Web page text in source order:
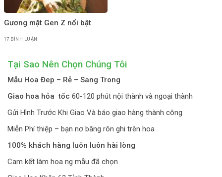
Gương mặt Gen Z nổi bật
17 BÌNH LUẬN
Tại Sao Nên Chọn Chúng Tôi
Mẫu Hoa Đep – Rẻ – Sang Trong
Giao hoa hỏa tốc 60-120 phút nội thành và ngoại thành
Gửi Hình Trước Khi Giao Và báo giao hàng thành công
Miễn Phí thiệp – bạn nơ băng rôn ghi trên hoa
100% khách hàng luôn luôn hài lòng
Cam kết làm hoa ng mẫu đã chọn